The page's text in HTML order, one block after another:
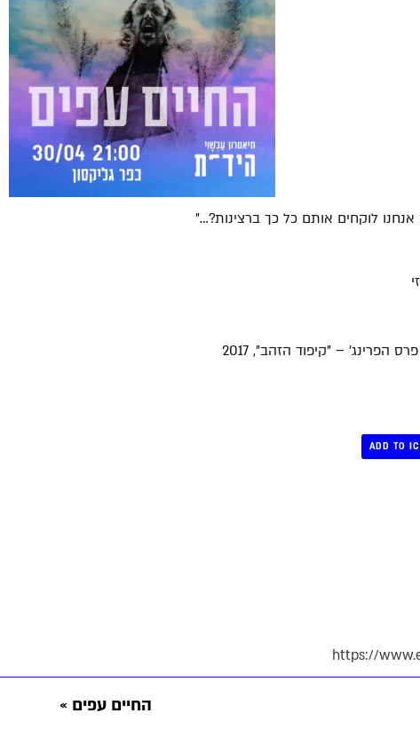
לוקחים אותם כל כך ברצינות?…"
הפרינג' – "קיפוד הזהב", 2017
https://
החיים עפים »